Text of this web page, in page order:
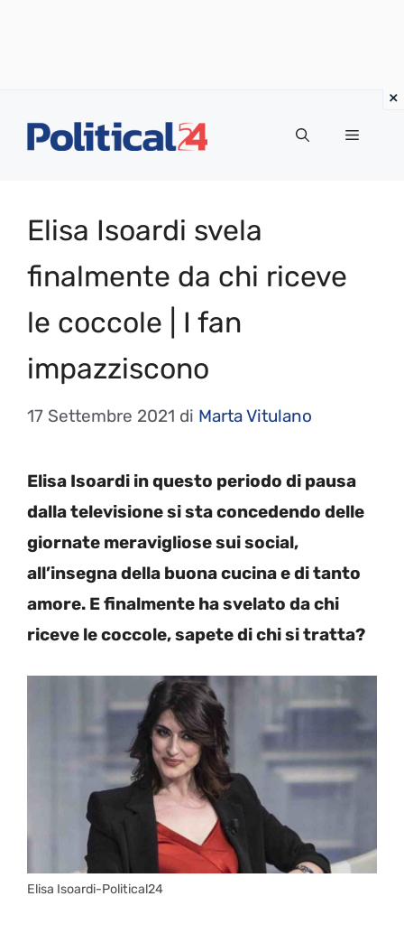
Menu
Elisa Isoardi svela
finalmente da chi riceve
le coccole | I fan
impazziscono
17 Settembre 2021 di Marta Vitulano
Elisa Isoardi in questo periodo di pausa
dalla televisione si sta concedendo delle
giornate meravigliose sui social,
all’insegna della buona cucina e di tanto
amore. E finalmente ha svelato da chi
riceve le coccole, sapete di chi si tratta?
Elisa Isoardi-Political24